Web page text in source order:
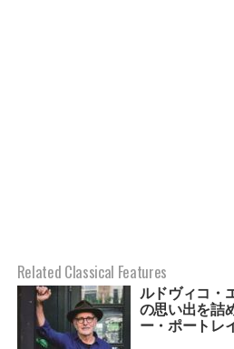
Related Classical Features
ルドヴィコ・
の思い出を詰
ー・ポートレ